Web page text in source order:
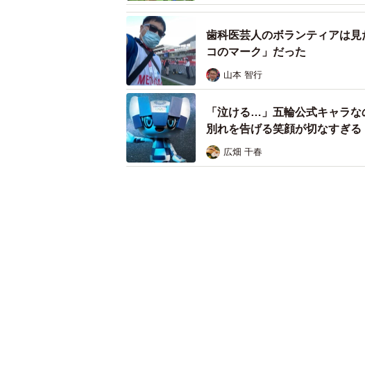
「僕は自転車のトラックレースとパワーリフ
帰りのエレベーターで偶然、245キロを持ち上
になったんで、お願いして一緒に写真撮らせて
歯科医芸人のボランティアは
コのマーク」だった
山本 智行
「泣ける…」五輪公式キャラ
別れを告げる笑顔が切なすぎる
広畑 千春